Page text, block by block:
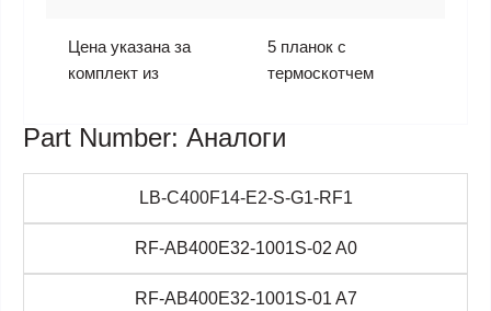
Цена указана за
комплект из
5 планок с
термоскотчем
Part Number: Аналоги
LB-C400F14-E2-S-G1-RF1
RF-AB400E32-1001S-02 A0
RF-AB400E32-1001S-01 A7